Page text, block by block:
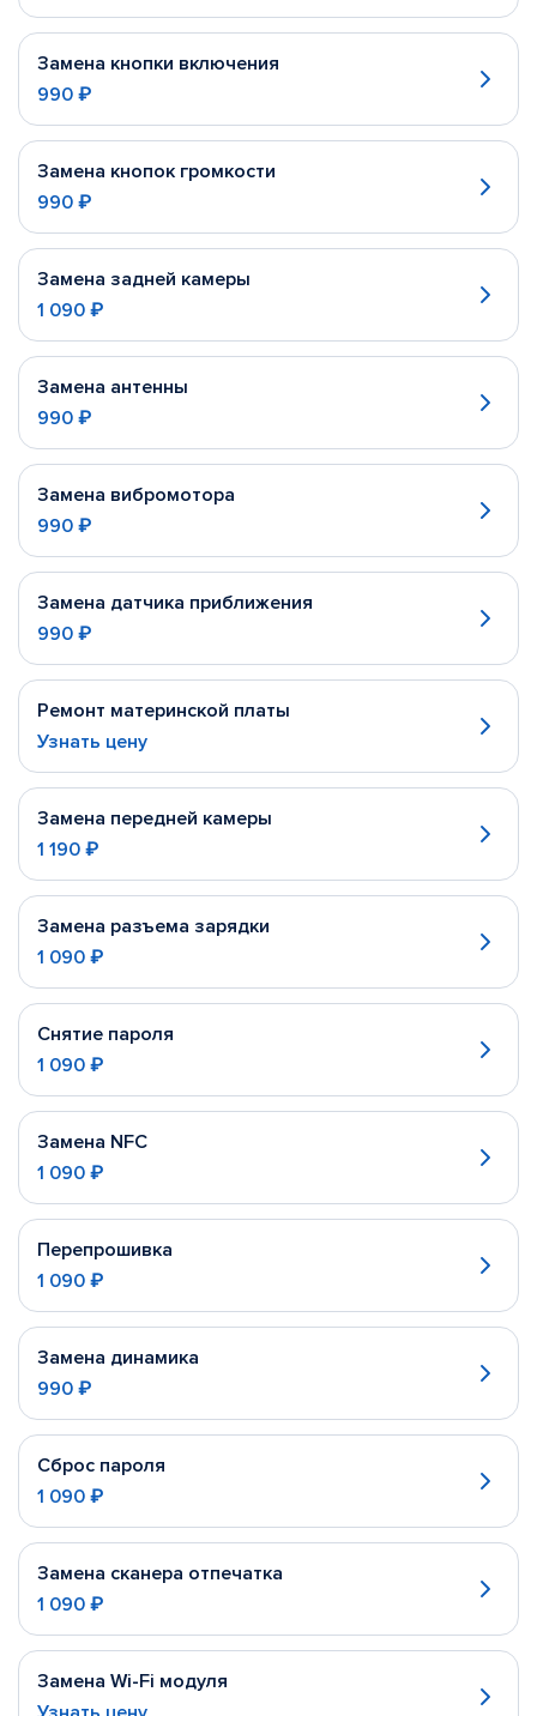
Замена кнопки включения
990 ₽
Замена кнопок громкости
990 ₽
Замена задней камеры
1 090 ₽
Замена антенны
990 ₽
Замена вибромотора
990 ₽
Замена датчика приближения
990 ₽
Ремонт материнской платы
Узнать цену
Замена передней камеры
1 190 ₽
Замена разъема зарядки
1 090 ₽
Снятие пароля
1 090 ₽
Замена NFC
1 090 ₽
Перепрошивка
1 090 ₽
Замена динамика
990 ₽
Сброс пароля
1 090 ₽
Замена сканера отпечатка
1 090 ₽
Замена Wi-Fi модуля